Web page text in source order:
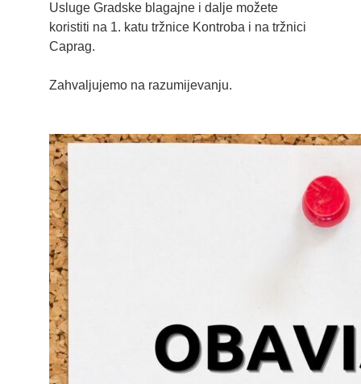
Usluge Gradske blagajne i dalje možete
koristiti na 1. katu tržnice Kontroba i na tržnici
Caprag.
Zahvaljujemo na razumijevanju.